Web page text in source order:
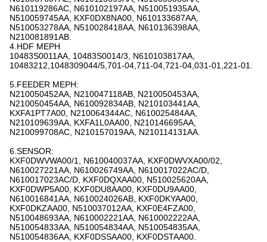
N610119286AC, N610102197AA, N510051935AA,
N510059745AA, KXF0DX8NA00, N610133687AA,
N510053278AA, N510028418AA, N610136398AA,
N210081891AB.
4.HDF ΜΕΡΗ
10483S0011AA, 10483S0014/3, N610103817AA,
10483212,1048309044/5,701-04,711-04,721-04,031-01,221-01.
5.FEEDER ΜΕΡΗ:
N210050452AA, N210047118AB, N210050453AA,
N210050454AA, N610092834AB, N210103441AA,
KXFA1PT7A00, N210064344AC, N610025484AA,
N210109639AA, KXFA1L0AA00, N210146695AA,
N210099708AC, N210157019AA, N210114131AA.
6.SENSOR:
KXF0DWVWA00/1, N610040037AA, KXF0DWVXA00/02,
N610027221AA, N610026749AA, N610017022AC/D,
N610017023AC/D, KXF0DQXAA00, N510025620AA,
KXF0DWP5A00, KXF0DU8AA00, KXF0DU9AA00,
N610016841AA, N610024026AB, KXF0DKYAA00,
KXF0DKZAA00, N510037012AA, KXF0E4FZA00,
N510048693AA, N610002221AA, N610002222AA,
N510054833AA, N510054834AA, N510054835AA,
N510054836AA, KXF0DSSAA00, KXF0DSTAA00.